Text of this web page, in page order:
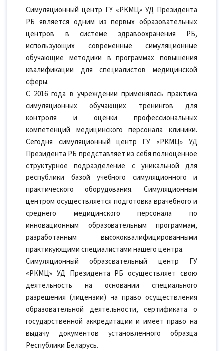
Симуляционный центр ГУ «РКМЦ» УД Президента
РБ является одним из первых образовательных
центров в системе здравоохранения РБ,
использующих современные симуляционные
обучающие методики в программах повышения
квалификации для специалистов медицинской
сферы.
С 2016 года в учреждении применялась практика
симуляционных обучающих тренингов для
контроля и оценки профессиональных
компетенций медицинского персонала клиники.
Сегодня симуляционный центр ГУ «РКМЦ» УД
Президента РБ представляет из себя полноценное
структурное подразделение с уникальной для
республики базой учебного симуляционного и
практического оборудования. Симуляционным
центром осуществляется подготовка врачебного и
среднего медицинского персонала по
инновационным образовательным программам,
разработанным высококвалифицированными
практикующими специалистами нашего центра.
Симуляционный образовательный центр ГУ
«РКМЦ» УД Президента РБ осуществляет свою
деятельность на основании специального
разрешения (лицензии) на право осуществления
образовательной деятельности, сертификата о
государственной аккредитации и имеет право на
выдачу документов установленного образца
Республики Беларусь.